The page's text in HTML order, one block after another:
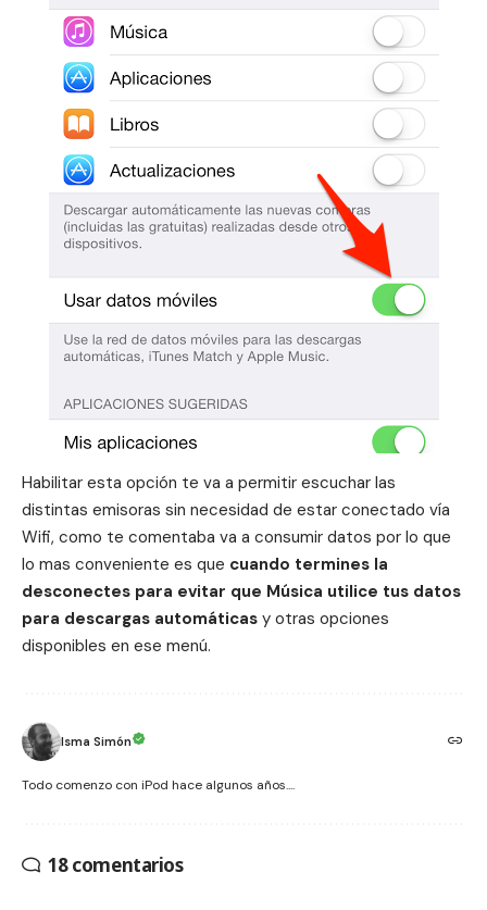
Habilitar esta opción te va a permitir escuchar las
distintas emisoras sin necesidad de estar conectado vía
Wifi, como te comentaba va a consumir datos por lo que
lo mas conveniente es que cuando termines la
desconectes para evitar que Música utilice tus datos
para descargas automáticas y otras opciones
disponibles en ese menú.
Isma Simón
Todo comenzo con iPod hace algunos años....
18 comentarios